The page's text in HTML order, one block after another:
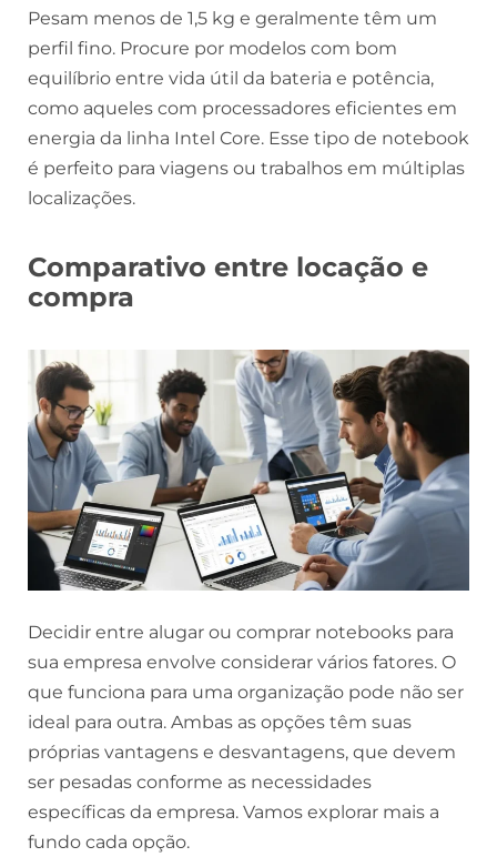
Pesam menos de 1,5 kg e geralmente têm um
perfil fino. Procure por modelos com bom
equilíbrio entre vida útil da bateria e potência,
como aqueles com processadores eficientes em
energia da linha Intel Core. Esse tipo de notebook
é perfeito para viagens ou trabalhos em múltiplas
localizações.
Comparativo entre locação e
compra
Decidir entre alugar ou comprar notebooks para
sua empresa envolve considerar vários fatores. O
que funciona para uma organização pode não ser
ideal para outra. Ambas as opções têm suas
próprias vantagens e desvantagens, que devem
ser pesadas conforme as necessidades
específicas da empresa. Vamos explorar mais a
fundo cada opção.